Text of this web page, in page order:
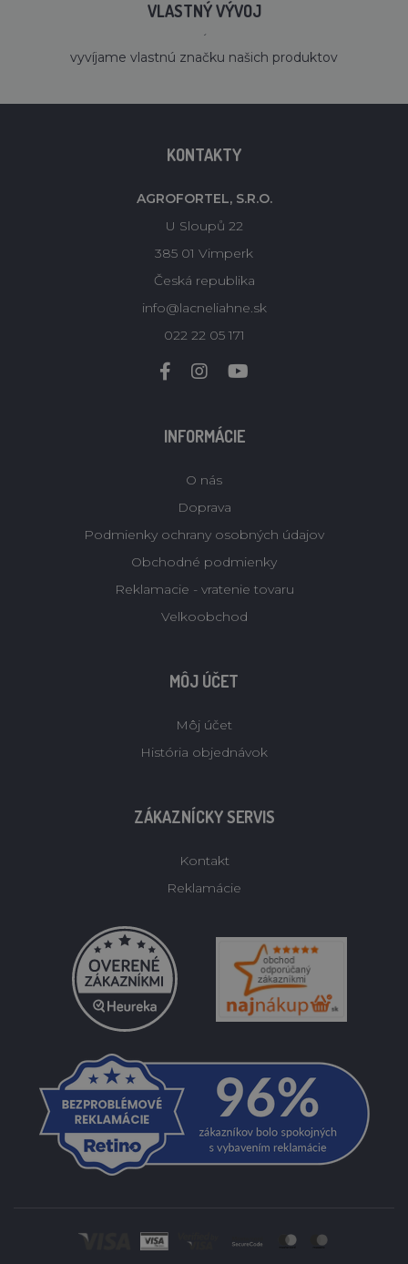
VLASTNÝ VÝVOJ
´
vyvíjame vlastnú značku našich produktov
KONTAKTY
AGROFORTEL, S.R.O.
U Sloupů 22
385 01 Vimperk
Česká republika
info@lacneliahne.sk
022 22 05 171
INFORMÁCIE
O nás
Doprava
Podmienky ochrany osobných údajov
Obchodné podmienky
Reklamacie - vratenie tovaru
Velkoobchod
MÔJ ÚČET
Môj účet
História objednávok
ZÁKAZNÍCKY SERVIS
Kontakt
Reklamácie